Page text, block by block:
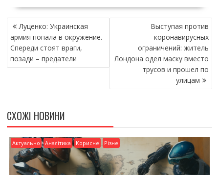
e
b
o
o
k
itt
er
ai
l
ді
и
ся
НАВІГАЦІЯ
ЗАПИСІВ
Луценко: Украинская
армия попала в окружение.
Спереди стоят враги,
позади – предатели
Выступая против
коронавирусных
ограничений: житель
Лондона одел маску вместо
трусов и прошел по
улицам
СХОЖІ НОВИНИ
Актуально Аналітика Корисне Різне